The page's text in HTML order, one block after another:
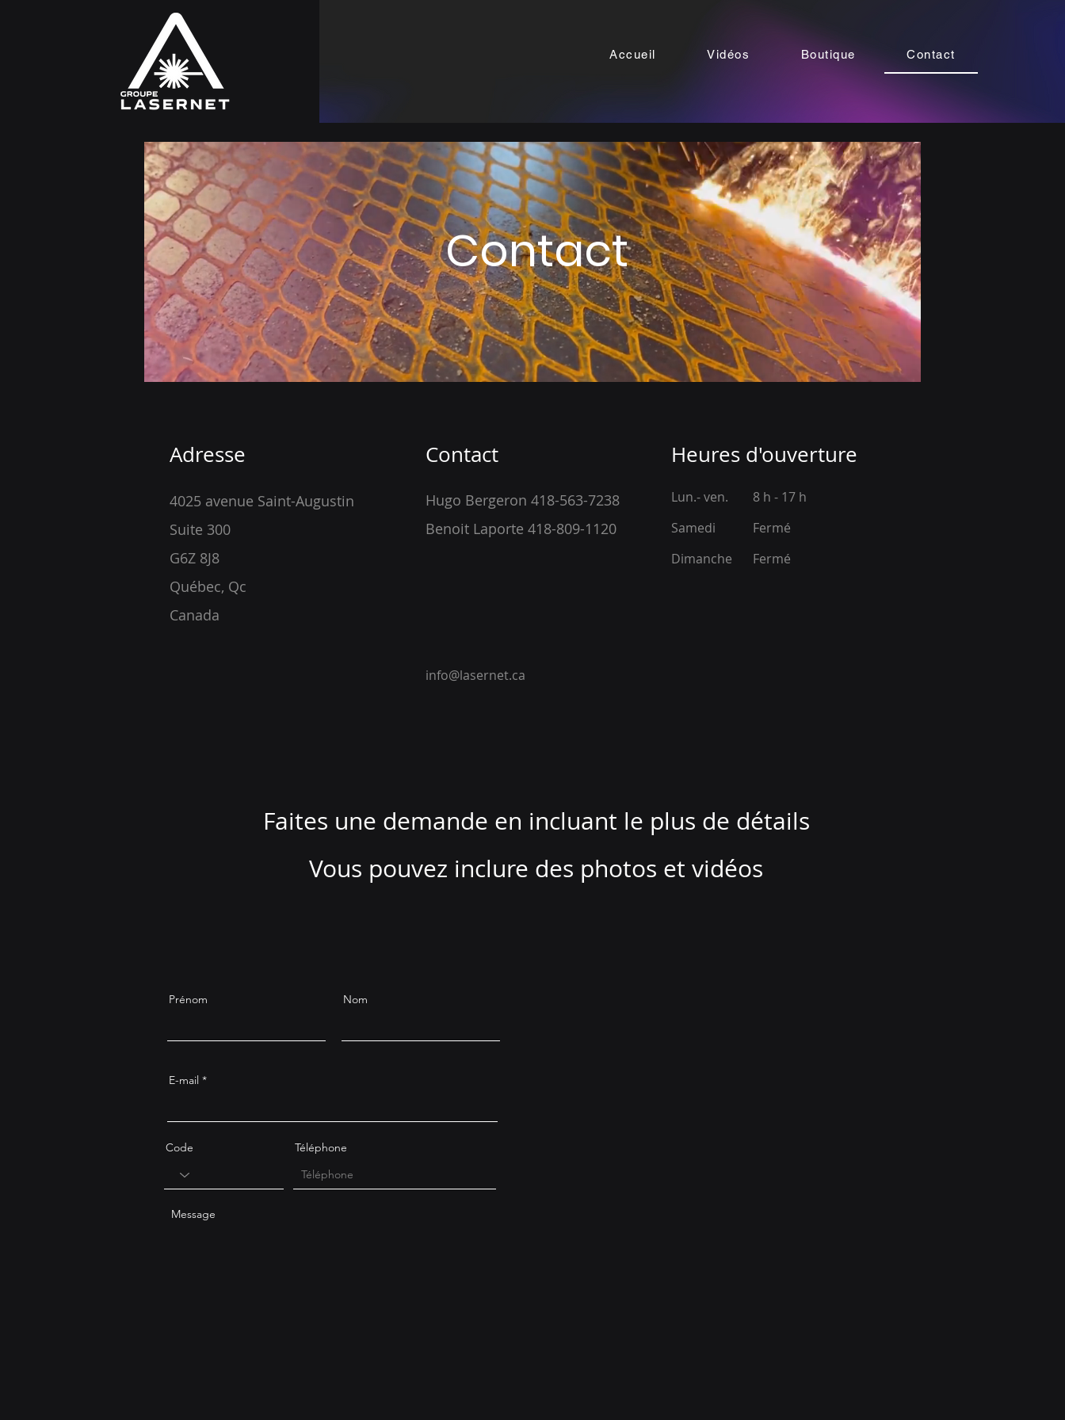
Accueil Vidéos Boutique Contact
Contact
Adresse
4025 avenue Saint-Augustin
Suite 300
G6Z 8J8
Québec, Qc
Canada
Contact
Hugo Bergeron 418-563-7238
Benoit Laporte 418-809-1120
Heures d'ouverture
Lun.- ven.
8 h - 17 h
Samedi
Fermé
​Dimanche
Fermé
info@lasernet.ca
Faites une demande en incluant le plus de détails
Vous pouvez inclure des photos et vidéos
Prénom Nom
E-mail
Code Téléphone
Message